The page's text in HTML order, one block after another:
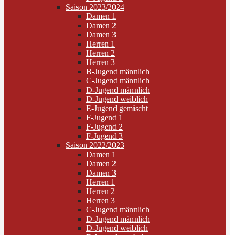
Saison 2023/2024
Damen 1
Damen 2
Damen 3
Herren 1
Herren 2
Herren 3
B-Jugend männlich
C-Jugend männlich
D-Jugend männlich
D-Jugend weiblich
E-Jugend gemischt
F-Jugend 1
F-Jugend 2
F-Jugend 3
Saison 2022/2023
Damen 1
Damen 2
Damen 3
Herren 1
Herren 2
Herren 3
C-Jugend männlich
D-Jugend männlich
D-Jugend weiblich